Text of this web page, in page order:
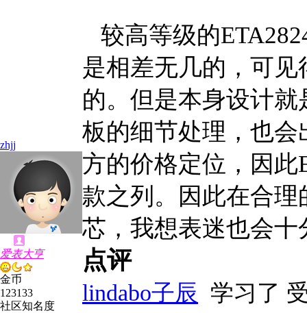
zhjj
爱表大亨
金币
123133
社区知名度
较高等级的
是相差无几的，可见
的。但是本身设计
板的细节处理，也
方的价格定位，因此
款之列。因此在合理
芯，我想表迷也会
点评
lindabo子辰 学习了